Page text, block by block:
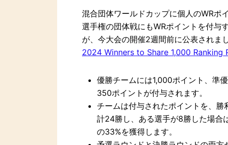
混合団体ワールドカップに個人のWRポ
選手権の団体戦にもWRポイントを付与
が、今大会の開催2週間前に公表されま
2024 Winners to Share 1,000 Ranking
優勝チームには1,000ポイント、準
350ポイントが付与されます。
チームは付与されたポイントを、
計24勝し、ある選手が8勝した場合
の33%を獲得します。